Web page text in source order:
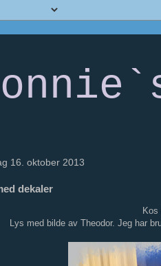
16. oktober 2013
dekaler
Lys med bilde av Theodor. Jeg har